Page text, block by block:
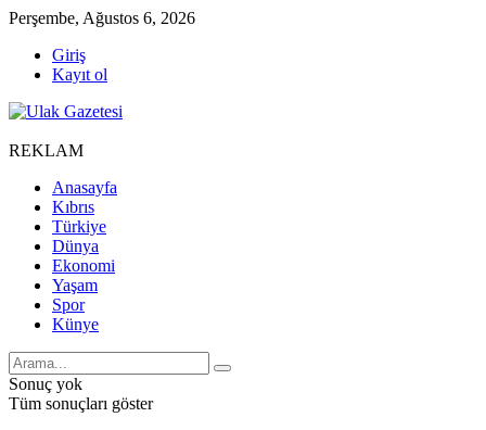
Perşembe, Ağustos 6, 2026
Giriş
Kayıt ol
REKLAM
Anasayfa
Kıbrıs
Türkiye
Dünya
Ekonomi
Yaşam
Spor
Künye
Sonuç yok
Tüm sonuçları göster